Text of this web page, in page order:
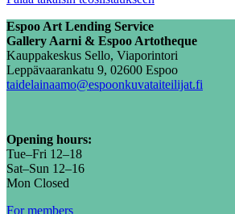
Espoo Art Lending Service
Gallery Aarni & Espoo Artotheque
Kauppakeskus Sello, Viaporintori
Leppävaarankatu 9, 02600 Espoo
taidelainaamo@espoonkuvataiteilijat.fi
Opening hours:
Tue–Fri 12–18
Sat–Sun 12–16
Mon Closed
For members